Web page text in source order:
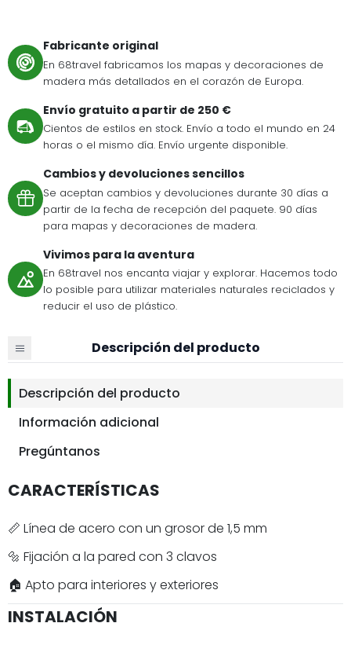
Fabricante original
En 68travel fabricamos los mapas y decoraciones de
madera más detallados en el corazón de Europa.
Envío gratuito a partir de 250 €
Cientos de estilos en stock. Envío a todo el mundo en 24
horas o el mismo día. Envío urgente disponible.
Cambios y devoluciones sencillos
Se aceptan cambios y devoluciones durante 30 días a
partir de la fecha de recepción del paquete. 90 días
para mapas y decoraciones de madera.
Vivimos para la aventura
En 68travel nos encanta viajar y explorar. Hacemos todo
lo posible para utilizar materiales naturales reciclados y
reducir el uso de plástico.
Descripción del producto
Descripción del producto
Información adicional
Pregúntanos
CARACTERÍSTICAS
📏 Línea de acero con un grosor de 1,5 mm
🔩 Fijación a la pared con 3 clavos
🏠 Apto para interiores y exteriores
INSTALACIÓN